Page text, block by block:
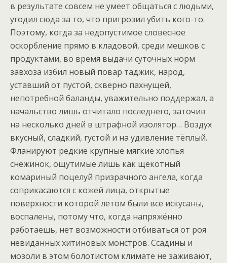
в результате совсем не умеет общаться с людьми,
угодил сюда за то, что пригрозил убить кого-то.
Поэтому, когда за недопустимое словесное
оскорбление прямо в кладовой, среди мешков с
продуктами, во время выдачи суточных норм
завхоза избил новый повар таджик, народ,
уставший от пустой, скверно пахнущей,
непотребной баланды, уважительно поддержал, а
начальство лишь отчитало последнего, заточив
на несколько дней в штрафной изолятор… Воздух
вкусный, сладкий, густой и на удивление тёплый.
Фланируют редкие крупные мягкие хлопья
снежинок, ощутимые лишь как щёкотный
комариный поцелуй призрачного ангела, когда
соприкасаются с кожей лица, открытые
поверхности которой летом были все искусаны,
воспалены, потому что, когда напряжённо
работаешь, нет возможности отбиваться от роя
невиданных хитиновых монстров. Ссадины и
мозоли в этом болотистом климате не заживают,